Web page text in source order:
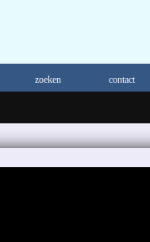
zoeken contact